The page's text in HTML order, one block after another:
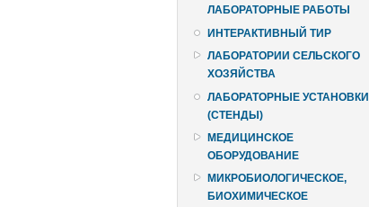
ЛАБОРАТОРНЫЕ РАБОТЫ
ИНТЕРАКТИВНЫЙ ТИР
ЛАБОРАТОРИИ СЕЛЬСКОГО
ХОЗЯЙСТВА
ЛАБОРАТОРНЫЕ УСТАНОВКИ
(СТЕНДЫ)
МЕДИЦИНСКОЕ
ОБОРУДОВАНИЕ
МИКРОБИОЛОГИЧЕСКОЕ,
БИОХИМИЧЕСКОЕ